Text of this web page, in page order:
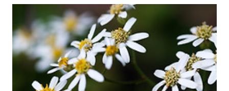
꽃차례에 많은 두화가 달린다. 두화는 혀꽃으로만 되어 있으며, 지름
2cm이고 연한 황색이다. 열매는 편형하면서 달걀 모양으로 검정색인 수
과이다. 갓털은 흰색이다. --출처:위키백과-- 왕고들빼기의 꽃말은 "모
정"입니다. 학명 Lactuca indica L. (1771) Lactuca indica var.
laciniata (Houtt.) H.H..